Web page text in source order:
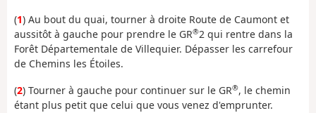
(1) Au bout du quai, tourner à droite Route de Caumont et
aussitôt à gauche pour prendre le GR®2 qui rentre dans la
Forêt Départementale de Villequier. Dépasser les carrefour
de Chemins les Étoiles.
(2) Tourner à gauche pour continuer sur le GR®, le chemin
étant plus petit que celui que vous venez d'emprunter.